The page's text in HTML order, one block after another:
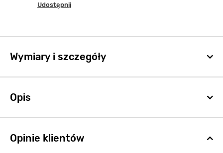
Udostępnij
Wymiary i szczegóły
Opis
Opinie klientów